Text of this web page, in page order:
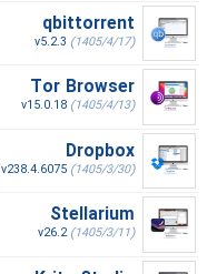
qbittorrent
v5.2.3 (1405/4/17)
Tor Browser
v15.0.18 (1405/4/13)
Dropbox
v238.4.6075 (1405/3/30)
Stellarium
v26.2(1405/3/11)